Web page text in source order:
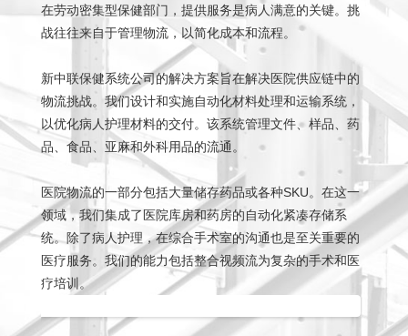
在劳动密集型保健部门，提供服务是病人满意的关键。挑
战往往来自于管理物流，以简化成本和流程。
新中联保健系统公司的解决方案旨在解决医院供应链中的
物流挑战。我们设计和实施自动化材料处理和运输系统，
以优化病人护理材料的交付。该系统管理文件、样品、药
品、食品、亚麻和外科用品的流通。
医院物流的一部分包括大量储存药品或各种SKU。在这一
领域，我们集成了医院库房和药房的自动化紧凑存储系
统。除了病人护理，在综合手术室的沟通也是至关重要的
医疗服务。我们的能力包括整合视频流为复杂的手术和医
疗培训。